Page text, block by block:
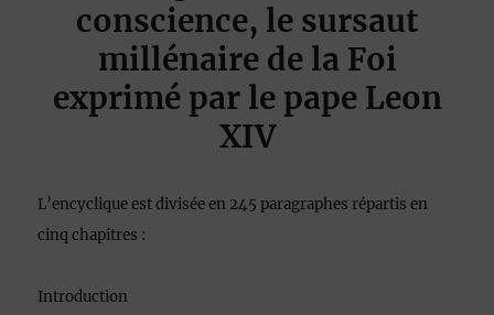
conscience, le sursaut
millénaire de la Foi
exprimé par le pape Leon
XIV
L’encyclique est divisée en 245 paragraphes répartis en
cinq chapitres :
Introduction